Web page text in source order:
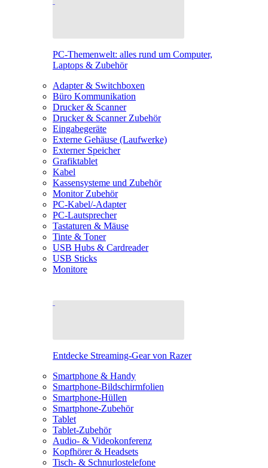
PC-Themenwelt: alles rund um Computer,
Laptops & Zubehör
Adapter & Switchboxen
Büro Kommunikation
Drucker & Scanner
Drucker & Scanner Zubehör
Eingabegeräte
Externe Gehäuse (Laufwerke)
Externer Speicher
Grafiktablet
Kabel
Kassensysteme und Zubehör
Monitor Zubehör
PC-Kabel/-Adapter
PC-Lautsprecher
Tastaturen & Mäuse
Tinte & Toner
USB Hubs & Cardreader
USB Sticks
Monitore
Entdecke Streaming-Gear von Razer
Smartphone & Handy
Smartphone-Bildschirmfolien
Smartphone-Hüllen
Smartphone-Zubehör
Tablet
Tablet-Zubehör
Audio- & Videokonferenz
Kopfhörer & Headsets
Tisch- & Schnurlostelefone